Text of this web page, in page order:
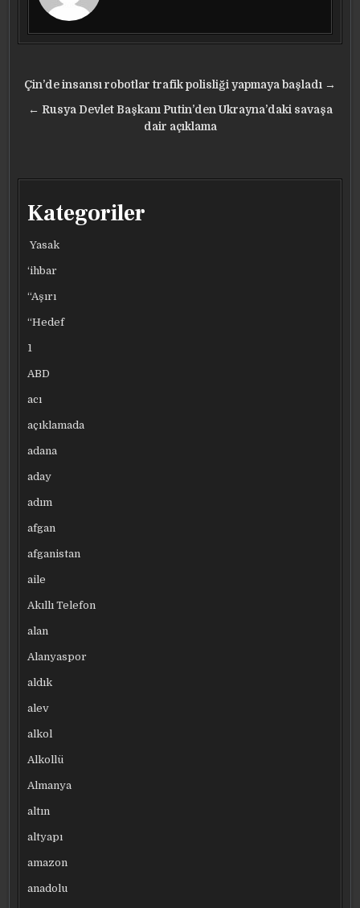
Yazı
gezinmesi
Çin’de insansı robotlar trafik polisliği yapmaya başladı →
← Rusya Devlet Başkanı Putin’den Ukrayna’daki savaşa
dair açıklama
Kategoriler
Yasak
‘ihbar
“Aşırı
“Hedef
1
ABD
acı
açıklamada
adana
aday
adım
afgan
afganistan
aile
Akıllı Telefon
alan
Alanyaspor
aldık
alev
alkol
Alkollü
Almanya
altın
altyapı
amazon
anadolu